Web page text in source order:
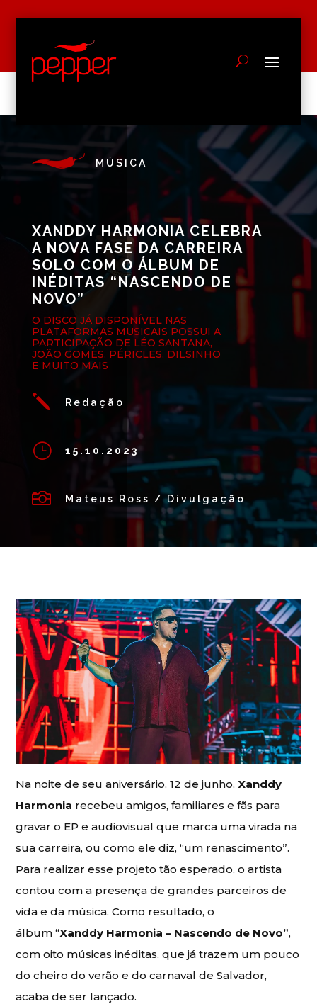
MÚSICA
XANDDY HARMONIA CELEBRA
A NOVA FASE DA CARREIRA
SOLO COM O ÁLBUM DE
INÉDITAS “NASCENDO DE
NOVO”
O DISCO JÁ DISPONÍVEL NAS
PLATAFORMAS MUSICAIS POSSUI A
PARTICIPAÇÃO DE LÉO SANTANA,
JOÃO GOMES, PÉRICLES, DILSINHO
E MUITO MAIS
j Redação
} 15.10.2023
 Mateus Ross / Divulgação
Na noite de seu aniversário, 12 de junho, Xanddy
Harmonia recebeu amigos, familiares e fãs para
gravar o EP e audiovisual que marca uma virada na
sua carreira, ou como ele diz, “um renascimento”.
Para realizar esse projeto tão esperado, o artista
contou com a presença de grandes parceiros de
vida e da música. Como resultado, o
álbum “Xanddy Harmonia – Nascendo de Novo”,
com oito músicas inéditas, que já trazem um pouco
do cheiro do verão e do carnaval de Salvador,
acaba de ser lançado.